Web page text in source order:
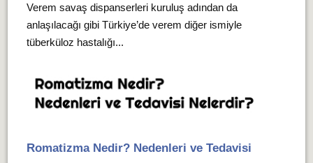
Verem savaş dispanserleri kuruluş adından da
anlaşılacağı gibi Türkiye’de verem diğer ismiyle
tüberküloz hastalığı...
Romatizma Nedir? Nedenleri ve Tedavisi